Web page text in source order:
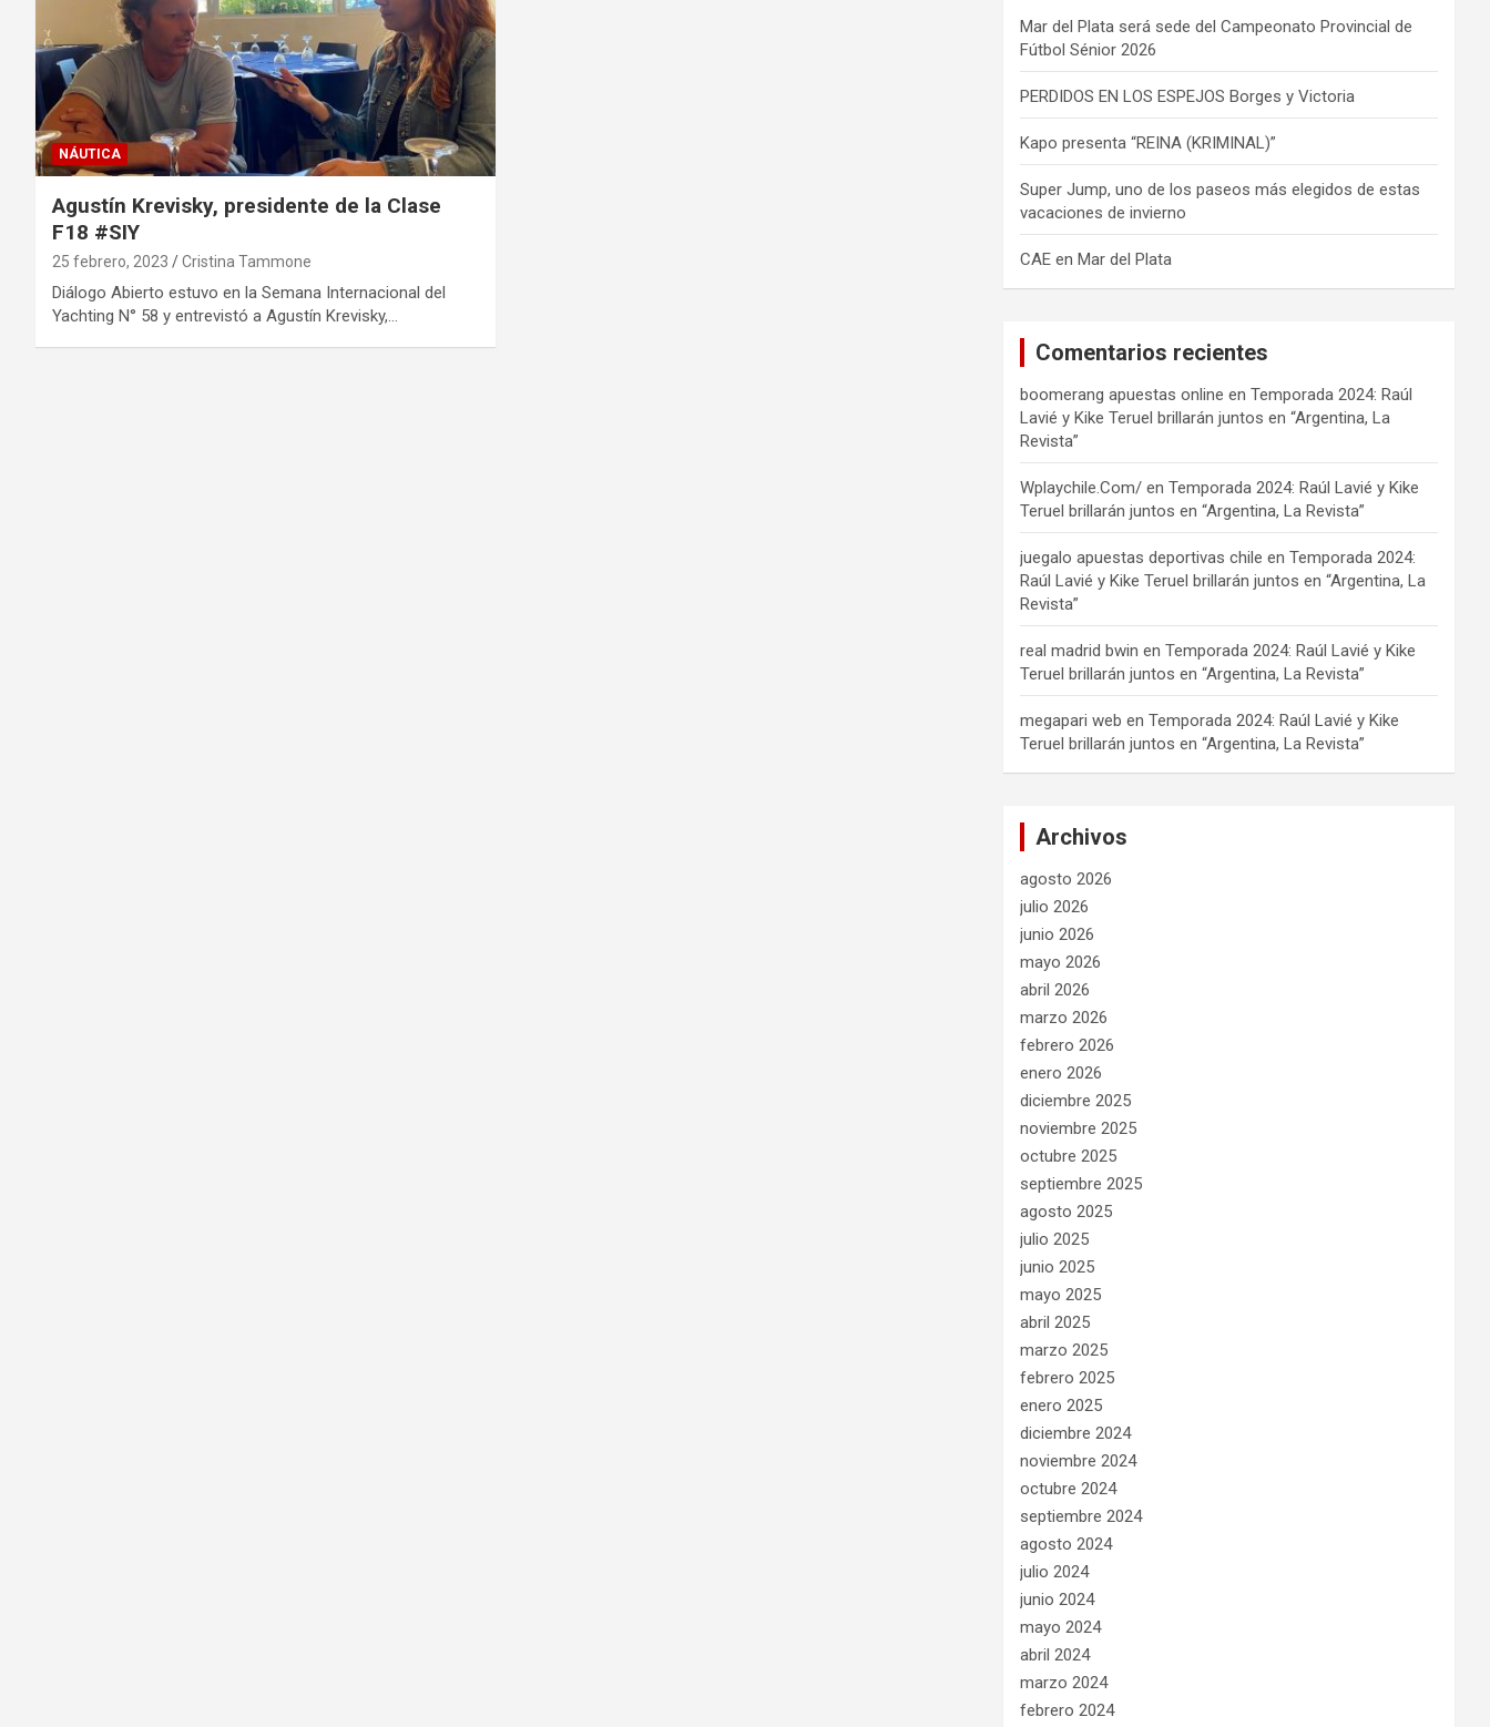
NÁUTICA
Agustín Krevisky, presidente de la Clase
F18 #SIY
25 febrero, 2023 Cristina Tammone
Diálogo Abierto estuvo en la Semana Internacional del
Yachting N° 58 y entrevistó a Agustín Krevisky,…
Mar del Plata será sede del Campeonato Provincial de
Fútbol Sénior 2026
PERDIDOS EN LOS ESPEJOS Borges y Victoria
Kapo presenta “REINA (KRIMINAL)”
Super Jump, uno de los paseos más elegidos de estas
vacaciones de invierno
CAE en Mar del Plata
Comentarios recientes
boomerang apuestas online enTemporada 2024: Raúl
Lavié y Kike Teruel brillarán juntos en “Argentina, La
Revista”
Wplaychile.Com/ enTemporada 2024: Raúl Lavié y Kike
Teruel brillarán juntos en “Argentina, La Revista”
juegalo apuestas deportivas chile enTemporada 2024:
Raúl Lavié y Kike Teruel brillarán juntos en “Argentina, La
Revista”
real madrid bwin enTemporada 2024: Raúl Lavié y Kike
Teruel brillarán juntos en “Argentina, La Revista”
megapari web enTemporada 2024: Raúl Lavié y Kike
Teruel brillarán juntos en “Argentina, La Revista”
Archivos
agosto 2026
julio 2026
junio 2026
mayo 2026
abril 2026
marzo 2026
febrero 2026
enero 2026
diciembre 2025
noviembre 2025
octubre 2025
septiembre 2025
agosto 2025
julio 2025
junio 2025
mayo 2025
abril 2025
marzo 2025
febrero 2025
enero 2025
diciembre 2024
noviembre 2024
octubre 2024
septiembre 2024
agosto 2024
julio 2024
junio 2024
mayo 2024
abril 2024
marzo 2024
febrero 2024